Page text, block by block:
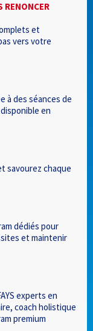
RENONCER
et
vers votre
à des séances de
en
savourez chaque
dédiés pour
et maintenir
experts en
coach holistique
premium